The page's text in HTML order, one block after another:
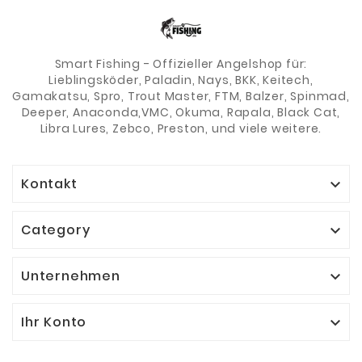
Smart Fishing - Offizieller Angelshop für:
Lieblingsköder, Paladin, Nays, BKK, Keitech,
Gamakatsu, Spro, Trout Master, FTM, Balzer, Spinmad,
Deeper, Anaconda,VMC, Okuma, Rapala, Black Cat,
Libra Lures, Zebco, Preston, und viele weitere.
Kontakt 
Category 
Unternehmen 
Ihr Konto 